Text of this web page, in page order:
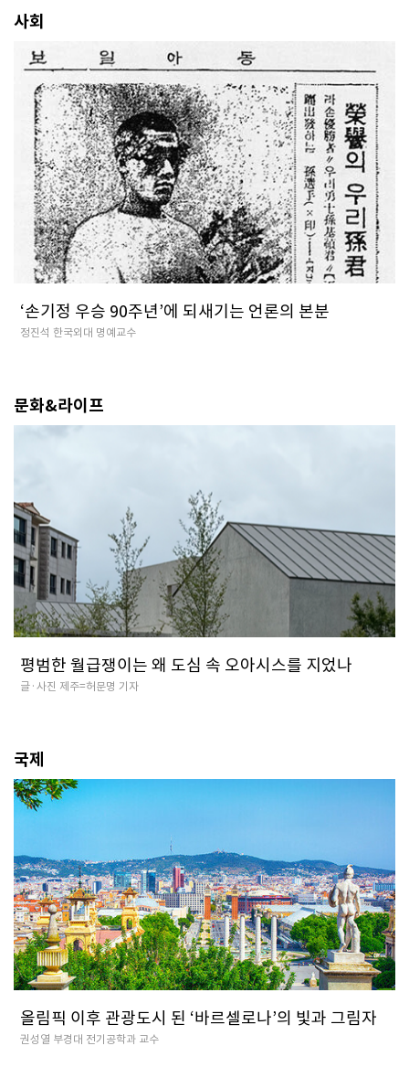
사회
‘손기정 우승 90주년’에 되새기는 언론의 본분
정진석 한국외대 명예교수
문화&라이프
평범한 월급쟁이는 왜 도심 속 오아시스를 지었나
글·사진 제주=허문명 기자
국제
올림픽 이후 관광도시 된 ‘바르셀로나’의 빛과 그림자
권성열 부경대 전기공학과 교수